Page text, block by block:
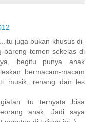
juga bukan khusus di-
bareng temen sekelas di
begitu punya anak
bermacam-macam
musik, renang dan les
itu ternyata bisa
anak. Jadi saya